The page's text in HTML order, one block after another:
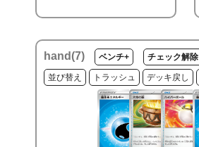
hand(7) ベンチ+ チェック解除
並び替え トラッシュ デッキ戻し